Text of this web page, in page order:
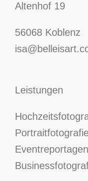
Altenhof 19
56068 Koblenz
Leistungen
Eventreportagen